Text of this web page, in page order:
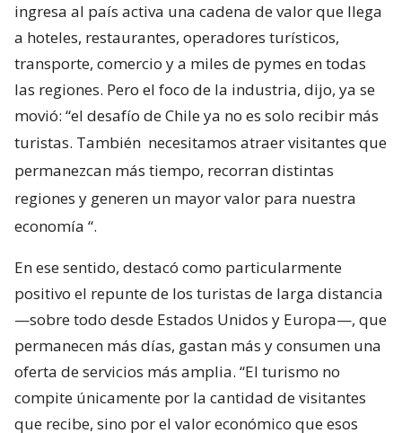
ingresa al país activa una cadena de valor que llega
a hoteles, restaurantes, operadores turísticos,
transporte, comercio y a miles de pymes en todas
las regiones. Pero el foco de la industria, dijo, ya se
movió: “el desafío de Chile ya no es solo recibir más
turistas. También necesitamos atraer visitantes que
permanezcan más tiempo, recorran distintas
regiones y generen un mayor valor para nuestra
economía “.
En ese sentido, destacó como particularmente
positivo el repunte de los turistas de larga distancia
—sobre todo desde Estados Unidos y Europa—, que
permanecen más días, gastan más y consumen una
oferta de servicios más amplia. “El turismo no
compite únicamente por la cantidad de visitantes
que recibe, sino por el valor económico que esos